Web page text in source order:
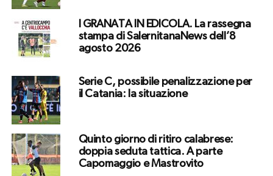
I GRANATA IN EDICOLA. La rassegna
stampa di SalernitanaNews dell’8
agosto 2026
Serie C, possibile penalizzazione per
il Catania: la situazione
Quinto giorno di ritiro calabrese:
doppia seduta tattica. A parte
Capomaggio e Mastrovito